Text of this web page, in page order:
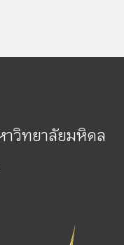
าวิทยาลัยมหิดล